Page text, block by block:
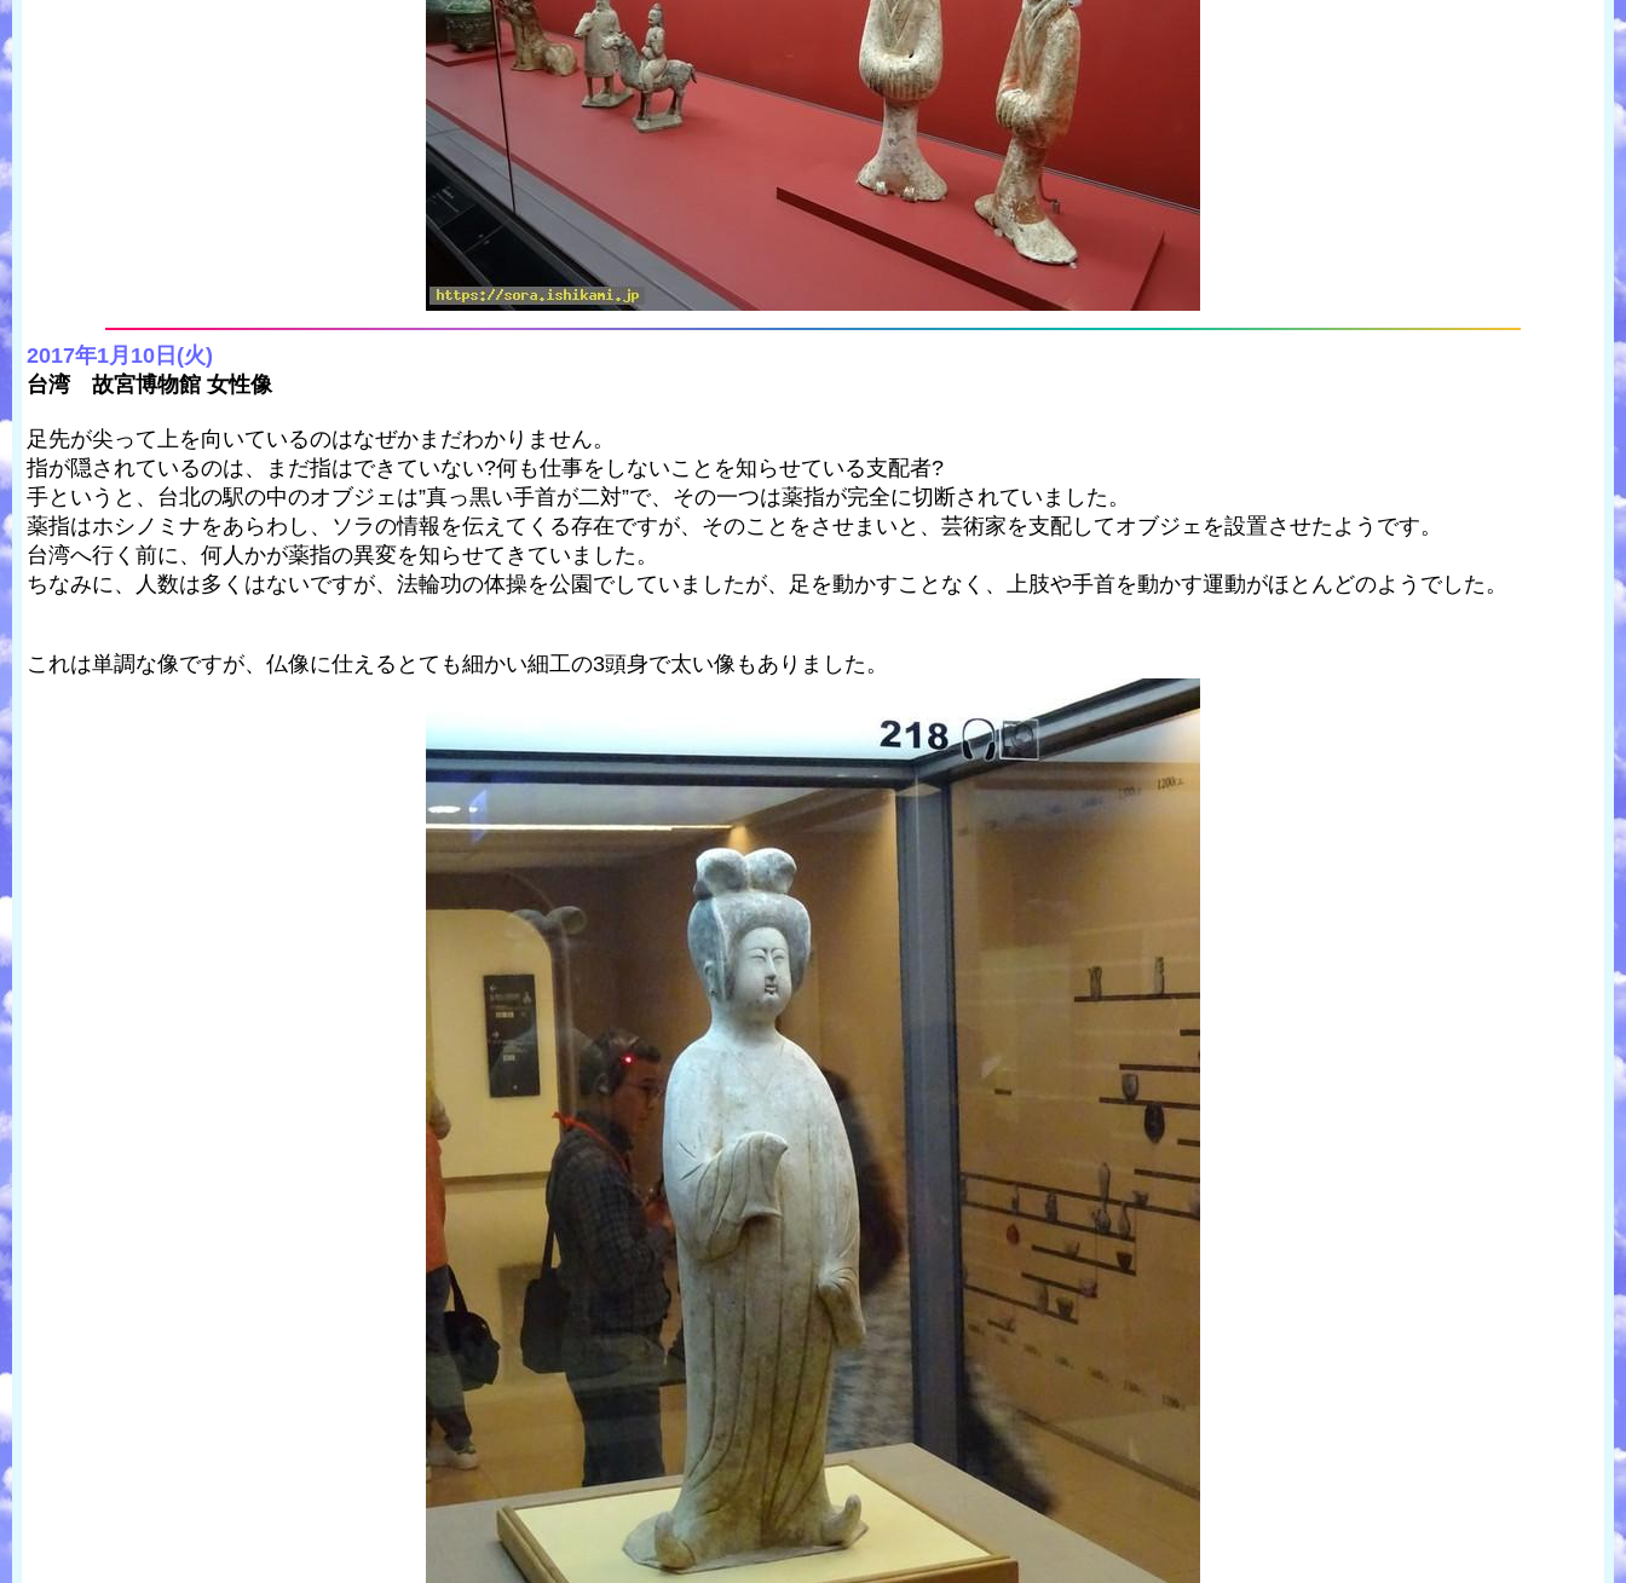
2017年1月10日(火)
台湾 故宮博物館 女性像
足先が尖って上を向いているのはなぜかまだわかりません。
指が隠されているのは、まだ指はできていない?何も仕事をしないことを知らせている支配者?
手というと、台北の駅の中のオブジェは”真っ黒い手首が二対”で、その一つは薬指が完全に切断されていました。
薬指はホシノミナをあらわし、ソラの情報を伝えてくる存在ですが、そのことをさせまいと、芸術家を支配してオブジェを設置させたようです。
台湾へ行く前に、何人かが薬指の異変を知らせてきていました。
ちなみに、人数は多くはないですが、法輪功の体操を公園でしていましたが、足を動かすことなく、上肢や手首を動かす運動がほとんどのようでした。
これは単調な像ですが、仏像に仕えるとても細かい細工の3頭身で太い像もありました。